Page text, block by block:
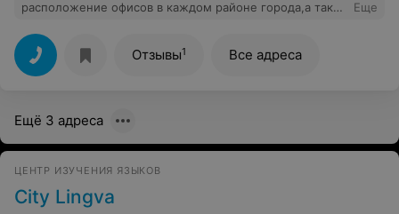
расположение офисов в каждом районе города,а так
замотивируют вас продолжить курс и записаться на
еще один!
Еще
Отзывы1 Все адреса
Ещё 3 адреса
ЦЕНТР ИЗУЧЕНИЯ ЯЗЫКОВ
City Lingva